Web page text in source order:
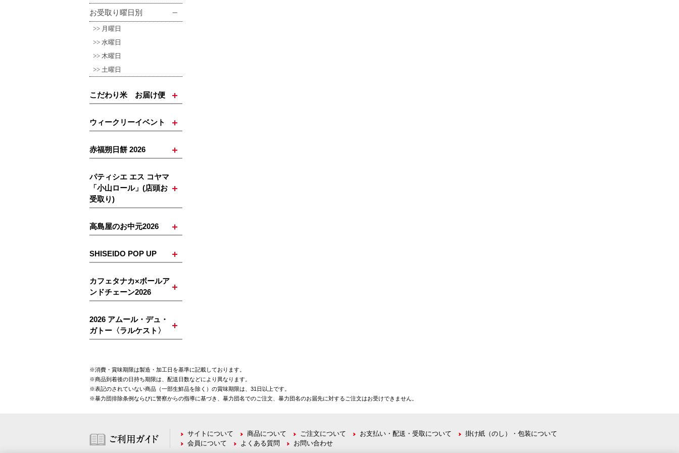
お受取り曜日別
月曜日
水曜日
木曜日
土曜日
こだわり米 お届け便
ウィークリーイベント
赤福朔日餅 2026
パティシエ エス コヤマ
「小山ロール」(店頭お
受取り)
高島屋のお中元2026
SHISEIDO POP UP
カフェタナカ×ボールア
ンドチェーン2026
2026 アムール・デュ・
ガトー〈ラルケスト〉
※消費・賞味期限は製造・加工日を基準に記載しております。
※商品到着後の日持ち期限は、配送日数などにより異なります。
※表記のされていない商品（一部生鮮品を除く）の賞味期限は、31日以上です。
※暴力団排除条例ならびに警察からの指導に基づき、暴力団名でのご注文、暴力団名のお届先に対するご注文はお受けできません。
サイトについて 商品について ご注文について お支払い・配送・受取について
掛け紙（のし）・包装について
会員について
よくある質問 お問い合わせ